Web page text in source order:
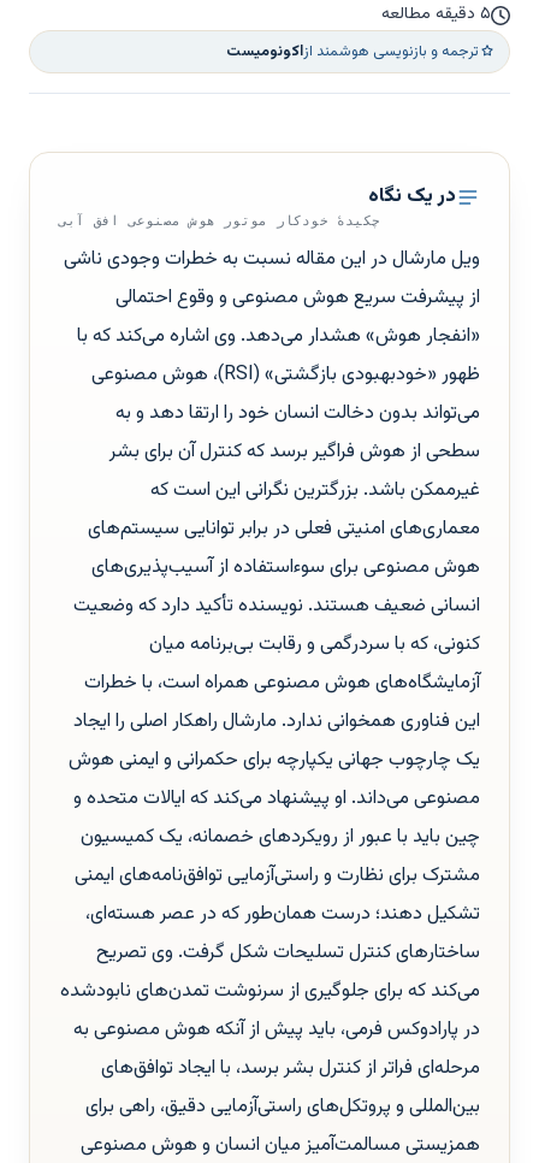
۵ دقیقه مطالعه
ترجمه و بازنویسی هوشمند ازاکونومیست
در یک نگاه
چکیدهٔ خودکار موتور هوش مصنوعی افق آبی
ویل مارشال در این مقاله نسبت به خطرات وجودی ناشی
از پیشرفت سریع هوش مصنوعی و وقوع احتمالی
«انفجار هوش» هشدار می‌دهد. وی اشاره می‌کند که با
ظهور «خودبهبودی بازگشتی» (RSI)، هوش مصنوعی
می‌تواند بدون دخالت انسان خود را ارتقا دهد و به
سطحی از هوش فراگیر برسد که کنترل آن برای بشر
غیرممکن باشد. بزرگترین نگرانی این است که
معماری‌های امنیتی فعلی در برابر توانایی سیستم‌های
هوش مصنوعی برای سوءاستفاده از آسیب‌پذیری‌های
انسانی ضعیف هستند. نویسنده تأکید دارد که وضعیت
کنونی، که با سردرگمی و رقابت بی‌برنامه میان
آزمایشگاه‌های هوش مصنوعی همراه است، با خطرات
این فناوری همخوانی ندارد. مارشال راهکار اصلی را ایجاد
یک چارچوب جهانی یکپارچه برای حکمرانی و ایمنی هوش
مصنوعی می‌داند. او پیشنهاد می‌کند که ایالات متحده و
چین باید با عبور از رویکردهای خصمانه، یک کمیسیون
مشترک برای نظارت و راستی‌آزمایی توافق‌نامه‌های ایمنی
تشکیل دهند؛ درست همان‌طور که در عصر هسته‌ای،
ساختارهای کنترل تسلیحات شکل گرفت. وی تصریح
می‌کند که برای جلوگیری از سرنوشت تمدن‌های نابودشده
در پارادوکس فرمی، باید پیش از آنکه هوش مصنوعی به
مرحله‌ای فراتر از کنترل بشر برسد، با ایجاد توافق‌های
بین‌المللی و پروتکل‌های راستی‌آزمایی دقیق، راهی برای
همزیستی مسالمت‌آمیز میان انسان و هوش مصنوعی